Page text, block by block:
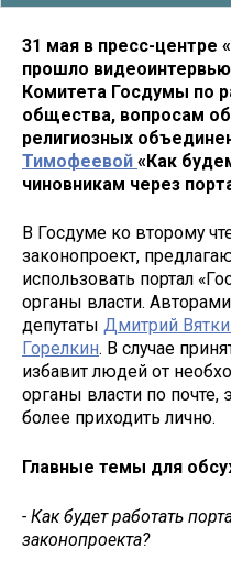
31 мая в пресс-центре
прошло
Комитета Госдумы по
общества, вопросам
религиозных
Тимофеевой «Как
чиновникам через
В Госдуме ко второму
законопроект,
использовать портал
органы власти.
депутаты Дмитрий
Горелкин. В случае
избавит людей от
органы власти по почте,
более приходить лично.
Главные темы для
- Как будет работать
законопроекта?